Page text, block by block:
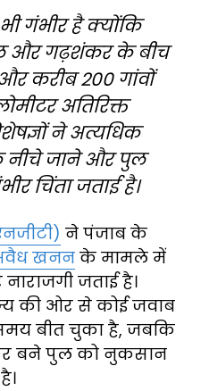
गंभीर है क्योंकि
और गढ़शंकर के बीच
करीब 200 गांवों
अतिरिक्त
ने अत्यधिक
जाने और पुल
चिंता जताई है।
ने पंजाब के
खननके मामले में
जताई है।
की ओर से कोई जवाब
बीत चुका है, जबकि
बने पुल को नुकसान